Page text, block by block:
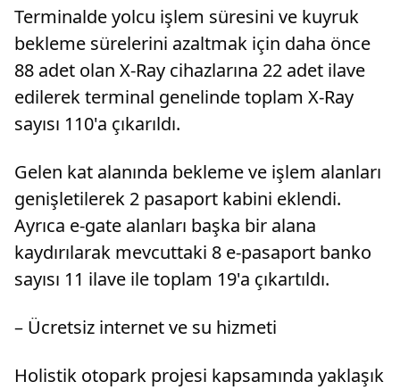
Terminalde yolcu işlem süresini ve kuyruk
bekleme sürelerini azaltmak için daha önce
88 adet olan X-Ray cihazlarına 22 adet ilave
edilerek terminal genelinde toplam X-Ray
sayısı 110'a çıkarıldı.
Gelen kat alanında bekleme ve işlem alanları
genişletilerek 2 pasaport kabini eklendi.
Ayrıca e-gate alanları başka bir alana
kaydırılarak mevcuttaki 8 e-pasaport banko
sayısı 11 ilave ile toplam 19'a çıkartıldı.
– Ücretsiz internet ve su hizmeti
Holistik otopark projesi kapsamında yaklaşık